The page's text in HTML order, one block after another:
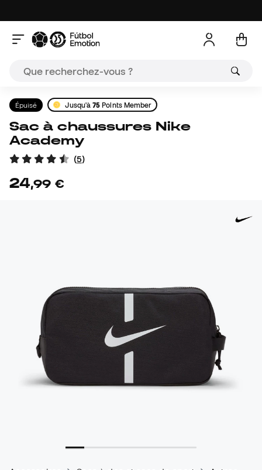
Épuisé Jusqu'à75 Points Member
Sac à chaussures Nike
Academy
(5)
24,99 €